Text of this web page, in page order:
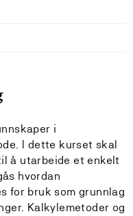
i
I dette kurset skal
å utarbeide et enkelt
hvordan
for bruk som grunnlag
Kalkylemetoder og